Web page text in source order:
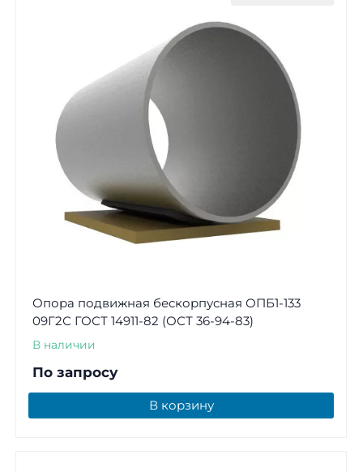
Опора подвижная бескорпусная ОПБ1-133
09Г2С ГОСТ 14911-82 (ОСТ 36-94-83)
В наличии
По запросу
В корзину